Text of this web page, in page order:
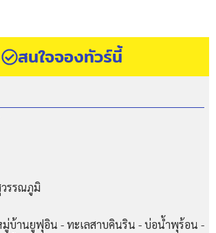
สนใจจองทัวร์นี้
วรรณภูมิ
มู่บ้านยูฟุอิน - ทะเลสาบคินริน - บ่อน้ำพุร้อน -